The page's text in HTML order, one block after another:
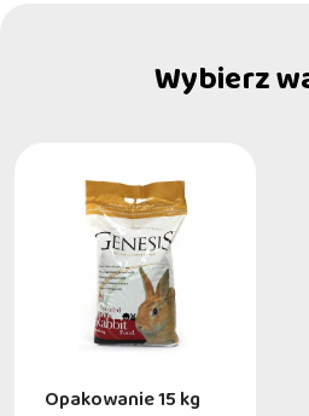
Wybierz
Opakowanie 15 kg